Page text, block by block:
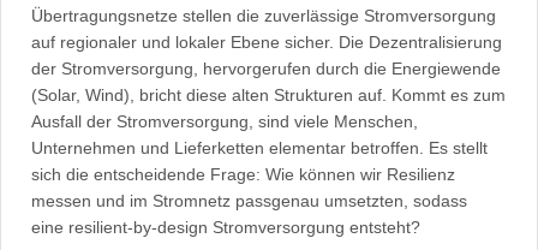
Übertragungsnetze stellen die zuverlässige Stromversorgung
auf regionaler und lokaler Ebene sicher. Die Dezentralisierung
der Stromversorgung, hervorgerufen durch die Energiewende
(Solar, Wind), bricht diese alten Strukturen auf. Kommt es zum
Ausfall der Stromversorgung, sind viele Menschen,
Unternehmen und Lieferketten elementar betroffen. Es stellt
sich die entscheidende Frage: Wie können wir Resilienz
messen und im Stromnetz passgenau umsetzten, sodass
eine resilient-by-design Stromversorgung entsteht?